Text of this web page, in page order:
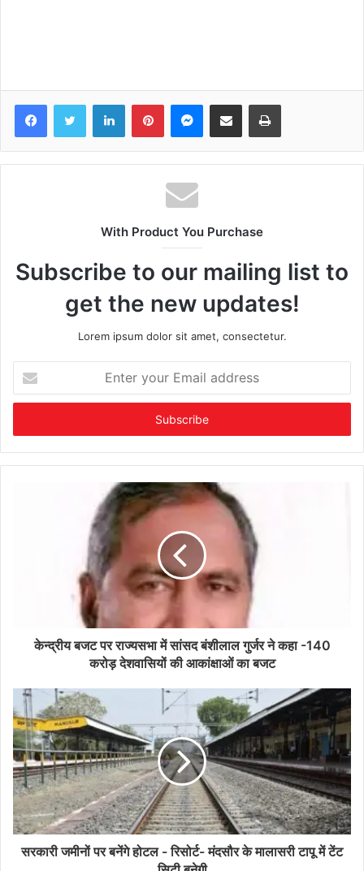
FacebookTwitter LinkedInPinterestMessenger
Share via Email Print
With Product You Purchase
Subscribe to our mailing list to
get the new updates!
Lorem ipsum dolor sit amet, consectetur.
your
Email
केन्द्रीय बजट पर राज्यसभा में सांसद बंशीलाल गुर्जर ने कहा -140
करोड़ देशवासियों की आकांक्षाओं का बजट
सरकारी जमीनों पर बनेंगे होटल - रिसोर्ट- मंदसौर के मालासरी टापू में टेंट